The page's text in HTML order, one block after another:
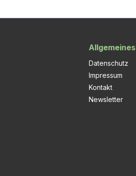
Allgemeines
Datenschutz
Impressum
Kontakt
Newsletter